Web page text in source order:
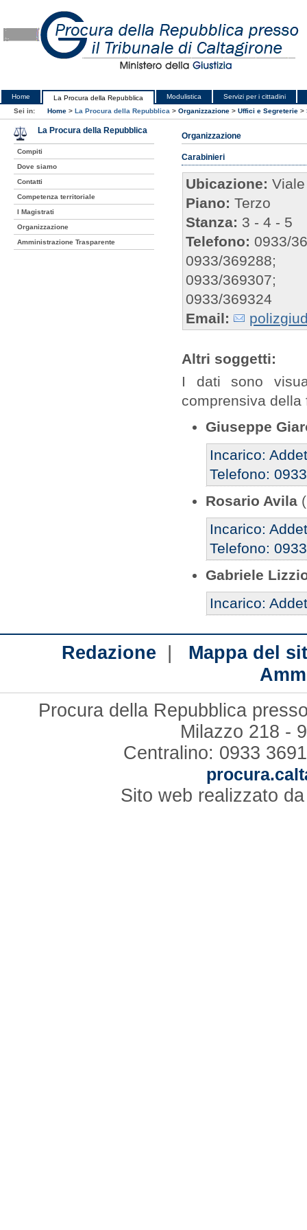
Home La Procura della Repubblica Modulistica
Servizi per i cittadini
Sei in:
Home > La Procura della Repubblica > Organizzazione > Uffici e Segreterie >
Organizzazione
Carabinieri
Ubicazione:
Piano: Terzo
Stanza: 3 - 4 - 5
Telefono:0933/
0933/369288;
0933/369307;
0933/369324
Email:
Altri soggetti:
I dati sono
comprensiva
Giuseppe
Incarico:
Telefono:
Rosario Avila
Incarico:
Telefono:
Gabriele
Incarico:
La Procura della Repubblica
Compiti
Dove siamo
Contatti
Competenza territoriale
I Magistrati
Organizzazione
Amministrazione Trasparente
Redazione | Mappa del
Procura della Repubblica
Milazzo 218 -
Centralino: 0933
Sito web realizzato